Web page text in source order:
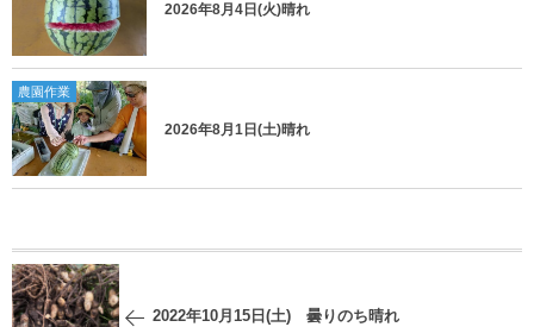
2026年8月4日(火)晴れ
農園作業
2026年8月1日(土)晴れ
2022年10月15日(土) 曇りのち晴れ